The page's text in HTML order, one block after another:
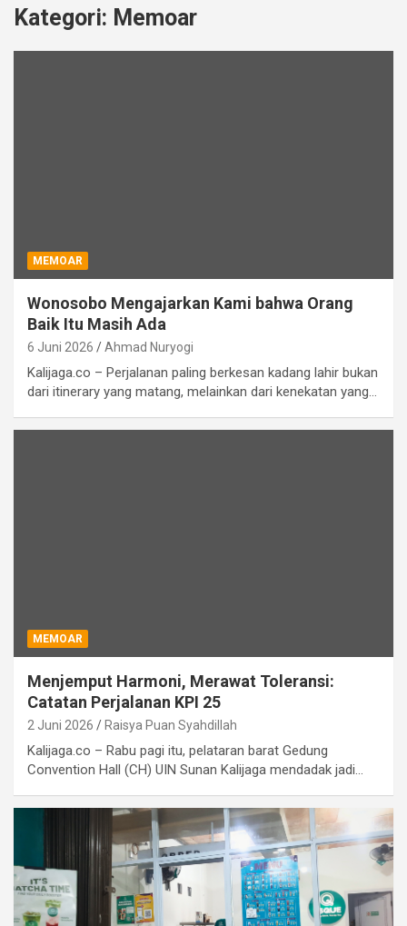
Kategori: Memoar
MEMOAR
Wonosobo Mengajarkan Kami bahwa Orang
Baik Itu Masih Ada
6 Juni 2026 Ahmad Nuryogi
Kalijaga.co – Perjalanan paling berkesan kadang lahir bukan
dari itinerary yang matang, melainkan dari kenekatan yang…
MEMOAR
Menjemput Harmoni, Merawat Toleransi:
Catatan Perjalanan KPI 25
2 Juni 2026 Raisya Puan Syahdillah
Kalijaga.co – Rabu pagi itu, pelataran barat Gedung
Convention Hall (CH) UIN Sunan Kalijaga mendadak jadi…